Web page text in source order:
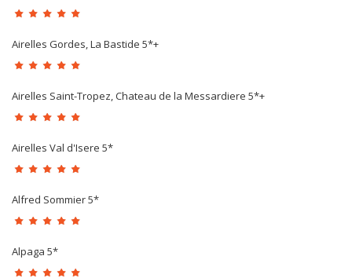
Airelles Gordes, La Bastide 5*+
Airelles Saint-Tropez, Chateau de la Messardiere 5*+
Airelles Val d'Isere 5*
Alfred Sommier 5*
Alpaga 5*